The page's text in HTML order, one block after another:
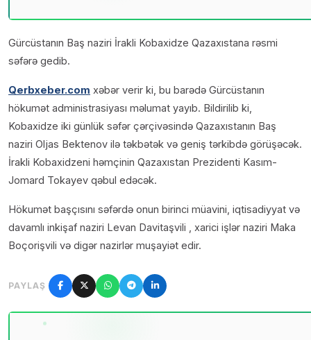
Gürcüstanın Baş naziri İrakli Kobaxidze Qazaxıstana rəsmi
səfərə gedib.
Qerbxeber.com xəbər verir ki, bu barədə Gürcüstanın
hökumət administrasiyası məlumat yayıb. Bildirilib ki,
Kobaxidze iki günlük səfər çərçivəsində Qazaxıstanın Baş
naziri Oljas Bektenov ilə təkbətək və geniş tərkibdə görüşəcək.
İrakli Kobaxidzeni həmçinin Qazaxıstan Prezidenti Kasım-
Jomard Tokayev qəbul edəcək.
Hökumət başçısını səfərdə onun birinci müavini, iqtisadiyyat və
davamlı inkişaf naziri Levan Davitaşvili , xarici işlər naziri Maka
Boçorişvili və digər nazirlər muşayiət edir.
PAYLAŞ